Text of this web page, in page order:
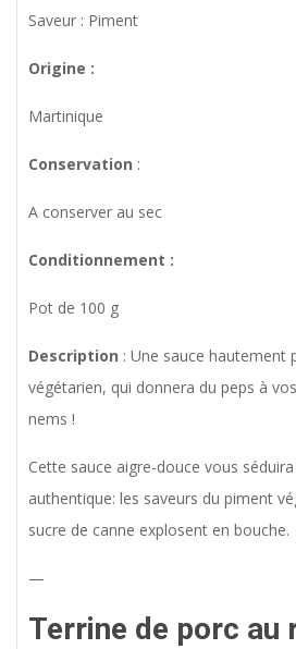
Saveur : Piment
Origine :
Martinique
Conservation :
A conserver au sec
Conditionnement :
Pot de 100 g
Description : Une sauce hautement
végétarien, qui donnera du peps à
nems !
Cette sauce aigre-douce vous
authentique: les saveurs du piment
sucre de canne explosent en bouche.
—
Terrine de porc au